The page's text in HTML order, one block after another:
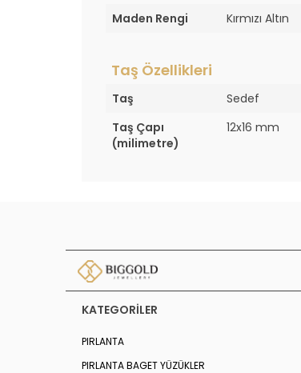
Maden Rengi
Kırmızı Altın
Taş Özellikleri
Taş
Sedef
Taş Çapı
(milimetre)
12x16 mm
KATEGORILER
PIRLANTA
PIRLANTA BAGET YÜZÜKLER